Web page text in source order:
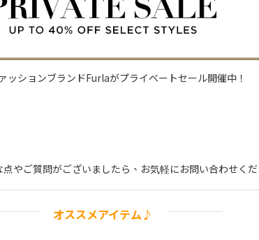
ションブランドFurlaがプライベートセール開催中！
やご質問がございましたら、お気軽にお問い合わせく
オススメアイテム♪